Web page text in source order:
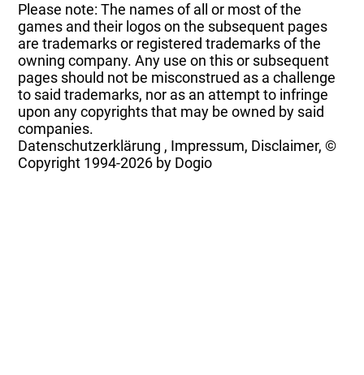
Please note: The names of all or most of the
games and their logos on the subsequent pages
are trademarks or registered trademarks of the
owning company. Any use on this or subsequent
pages should not be misconstrued as a challenge
to said trademarks, nor as an attempt to infringe
upon any copyrights that may be owned by said
companies.
Datenschutzerklärung , Impressum, Disclaimer, ©
Copyright 1994-2026 by Dogio